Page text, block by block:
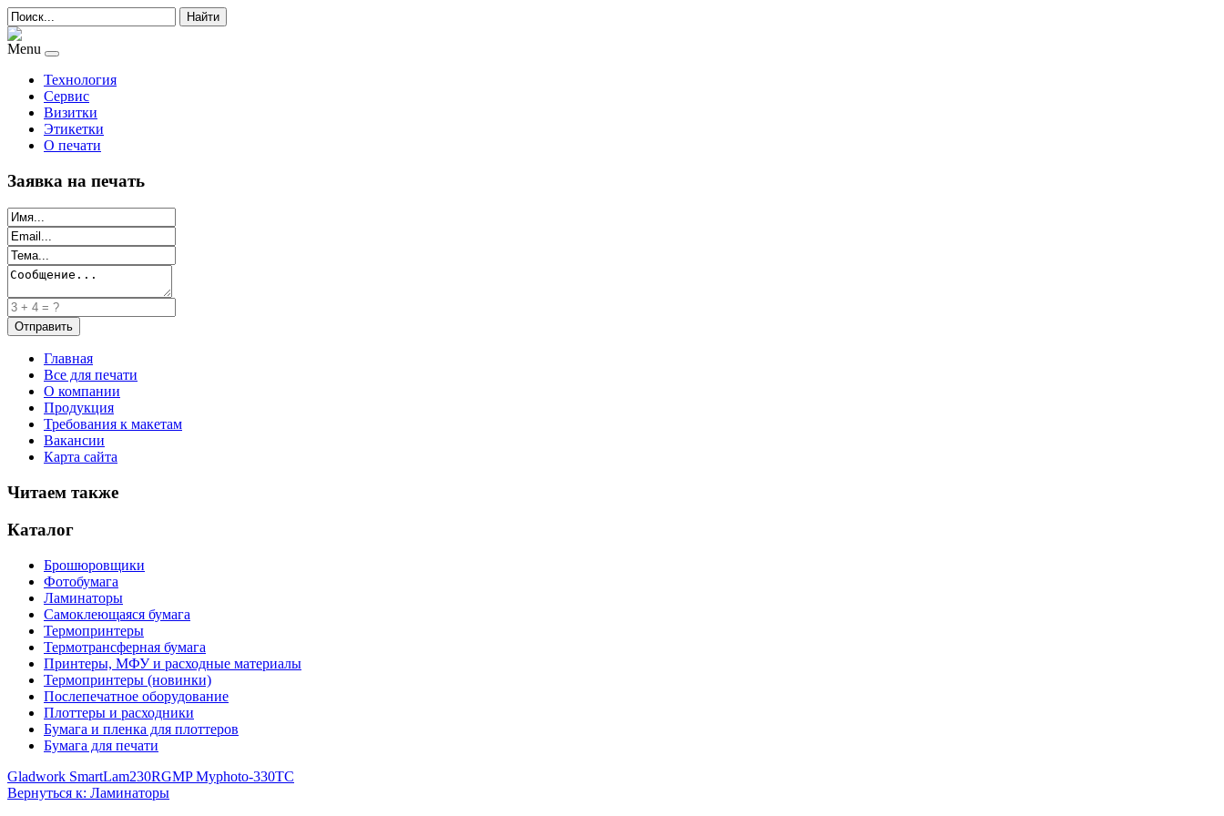
Найти
Menu
Технология
Сервис
Визитки
Этикетки
О печати
Заявка на печать
Главная
Все для печати
О компании
Продукция
Требования к макетам
Вакансии
Карта сайта
Читаем также
Каталог
Брошюровщики
Фотобумага
Ламинаторы
Самоклеющаяся бумага
Термопринтеры
Термотрансферная бумага
Принтеры, МФУ и расходные материалы
Термопринтеры (новинки)
Послепечатное оборудование
Плоттеры и расходники
Бумага и пленка для плоттеров
Бумага для печати
Gladwork SmartLam230RGMP Myphoto-330TC
Вернуться к: Ламинаторы